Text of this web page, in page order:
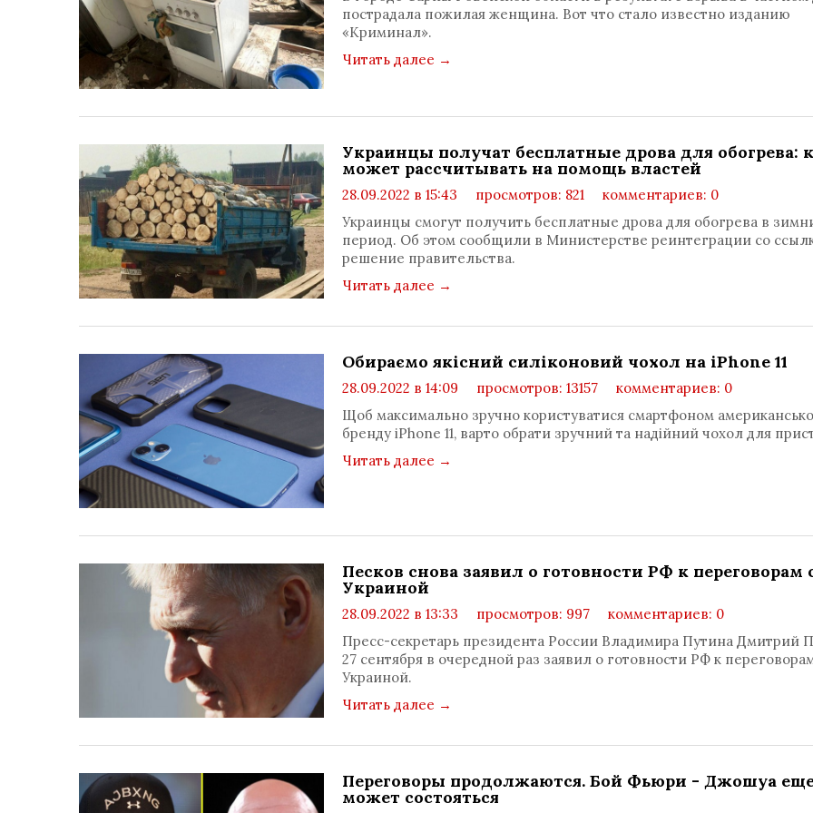
пострадала пожилая женщина. Вот что стало известно изданию
«Криминал».
Читать далее →
Украинцы получат бесплатные дрова для обогрева:
может рассчитывать на помощь властей
28.09.2022 в 15:43 просмотров: 821
комментариев: 0
Украинцы смогут получить бесплатные дрова для обогрева в
период. Об этом сообщили в Министерстве реинтеграции со
решение правительства.
Читать далее →
Обираємо якісний силіконовий чохол на iPhone 11
28.09.2022 в 14:09 просмотров: 13157
комментариев: 0
Щоб максимально зручно користуватися смартфоном
бренду iPhone 11, варто обрати зручний та надійний чохол для
Читать далее →
Песков снова заявил о готовности РФ к переговорам
Украиной
28.09.2022 в 13:33 просмотров: 997
комментариев: 0
Пресс-секретарь президента России Владимира Путина Дмитрий
27 сентября в очередной раз заявил о готовности РФ к
Украиной.
Читать далее →
Переговоры продолжаются. Бой Фьюри - Джошуа
может состояться